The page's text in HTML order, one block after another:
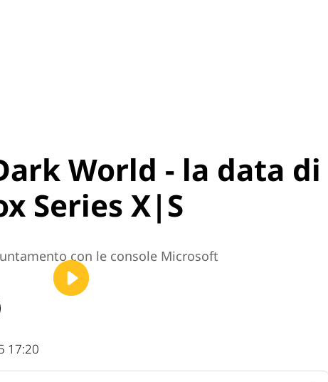
World - la data di
Series X|S
con le console Microsoft
17:20